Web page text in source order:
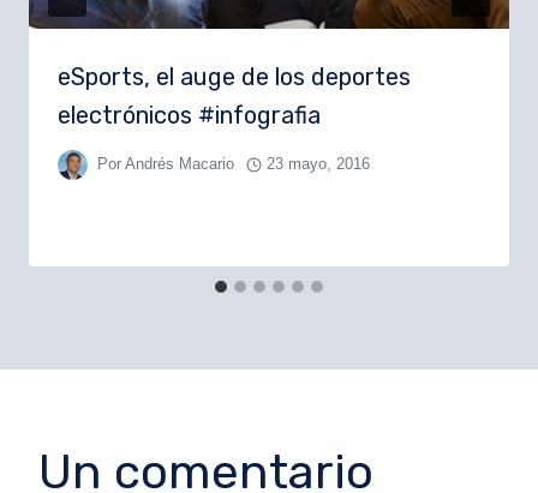
eSports, el auge de los deportes
electrónicos #infografia
Por Andrés Macario 23 mayo, 2016
Un comentario